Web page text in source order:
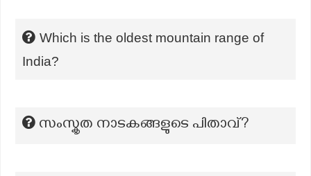
Which is the oldest mountain range of
India?
സംസ്കൃത നാടകങ്ങളുടെ പിതാവ്?